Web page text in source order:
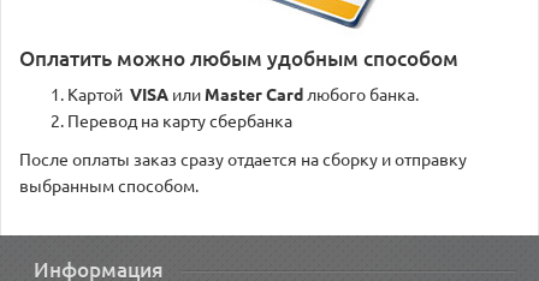
Оплатить можно любым удобным способом
Картой VISA или Master Card любого банка.
Перевод на карту сбербанка
После оплаты заказ сразу отдается на сборку и отправку
выбранным способом.
Информация